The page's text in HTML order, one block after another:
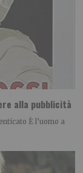
alla pubblicità
È l’uomo a